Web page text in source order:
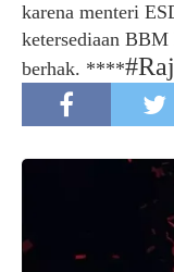
karena menteri
ketersediaan
berhak. ****